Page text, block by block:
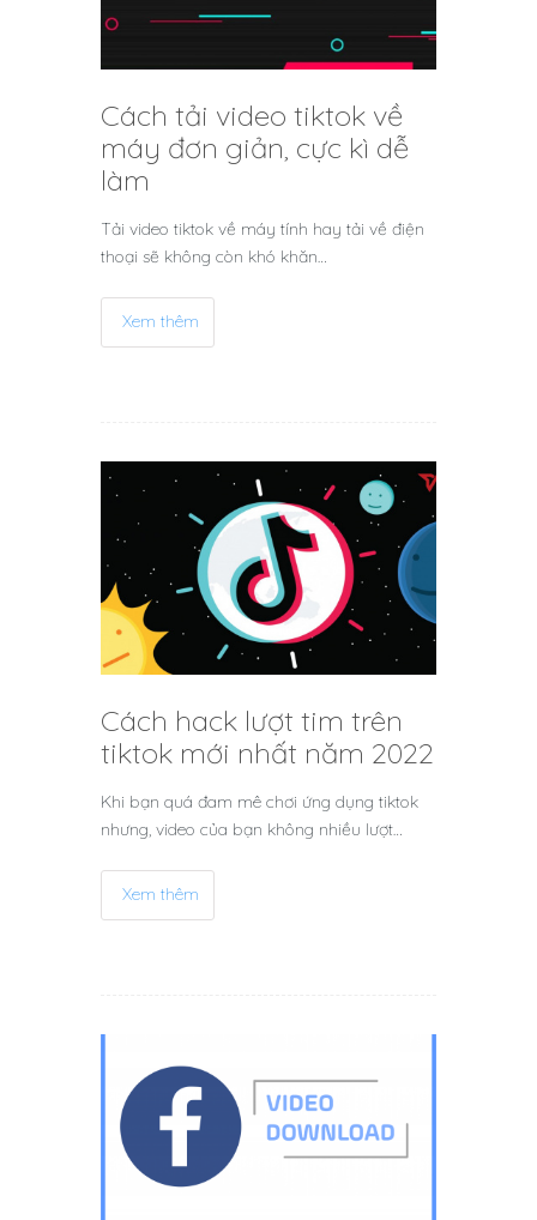
Cách tải video tiktok về
máy đơn giản, cực kì dễ
làm
Tải video tiktok về máy tính hay tải về điện
thoại sẽ không còn khó khăn…
Xem thêm
Cách hack lượt tim trên
tiktok mới nhất năm 2022
Khi bạn quá đam mê chơi ứng dụng tiktok
nhưng, video của bạn không nhiều lượt…
Xem thêm